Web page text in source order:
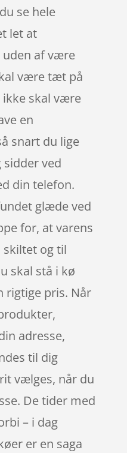
se hele
let at
uden af være
være tæt på
skal være
en
snart du lige
ved
din telefon.
glæde ved
for, at varens
og til
skal stå i kø
rigtige pris. Når
adresse,
til dig
vælges, når du
De tider med
– i dag
er en saga